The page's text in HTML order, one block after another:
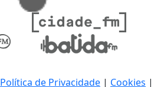
Política de Privacidade | Cookies |